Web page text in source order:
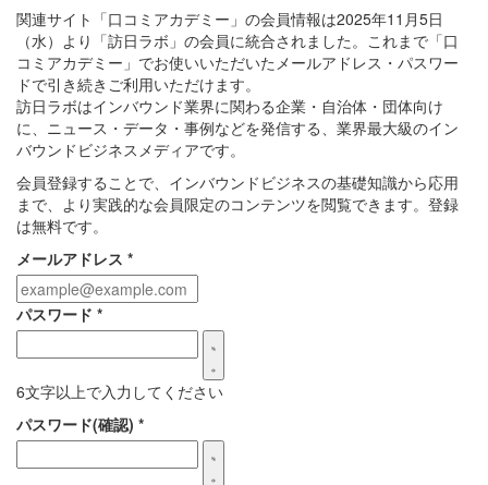
替
え
関連サイト「口コミアカデミー」の会員情報は2025年11月5日
（水）より「訪日ラボ」の会員に統合されました。これまで「口
コミアカデミー」でお使いいただいたメールアドレス・パスワー
ドで引き続きご利用いただけます。
訪日ラボはインバウンド業界に関わる企業・自治体・団体向け
に、ニュース・データ・事例などを発信する、業界最大級のイン
バウンドビジネスメディアです。
会員登録することで、インバウンドビジネスの基礎知識から応用
まで、より実践的な会員限定のコンテンツを閲覧できます。登録
は無料です。
メールアドレス *
パスワード *
6文字以上で入力してください
パスワード(確認) *